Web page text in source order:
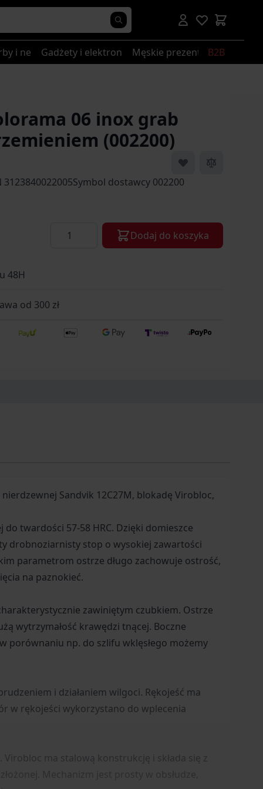
i nerkiGadżety i elektronikaMęskie prezenty B2B
06 inox grab
(002200)
dostawcy 002200
Ilość Dodaj do koszyka
48H
od 300 zł
Sandvik 12C27M, blokadę Virobloc,
twardości 57-58 HRC. Dzięki domieszce
drobnoziarnisty stop o wysokiej zawartości
parametrom ostrze długo zachowuje ostrość,
na paznokieć.
zawiniętym czubkiem. Ostrze
wytrzymałość krawędzi tnącej. Boczne
porównaniu np. do szlifu wklęsłego możemy
i działaniem wilgoci. Rękojeść ma
w rękojeści wykorzystano do wplecenia
ma stalową konstrukcję i składa się z